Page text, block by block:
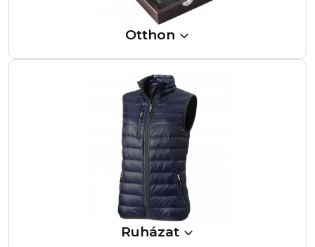
Otthon
Ruházat